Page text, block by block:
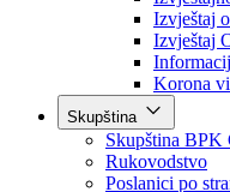
Obavještenja i
Izvještaj o
Izvještaj
Korona
Skupština